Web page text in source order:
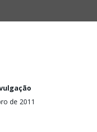
de 2011